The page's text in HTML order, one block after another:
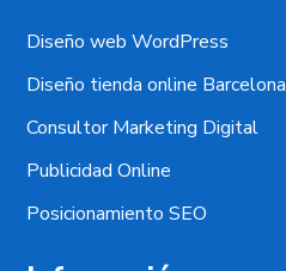
Diseño web WordPress
Diseño tienda online Barcelona
Consultor Marketing Digital
Publicidad Online
Posicionamiento SEO